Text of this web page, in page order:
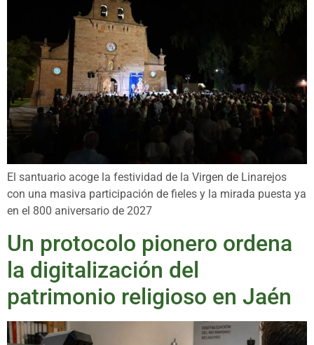
El santuario acoge la festividad de la Virgen de Linarejos
con una masiva participación de fieles y la mirada puesta ya
en el 800 aniversario de 2027
Un protocolo pionero ordena
la digitalización del
patrimonio religioso en Jaén